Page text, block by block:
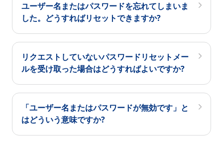
ユーザー名またはパスワードを忘れてしまいま
した。どうすればリセットできますか?
リクエストしていないパスワードリセットメー
ルを受け取った場合はどうすればよいですか?
「ユーザー名またはパスワードが無効です」と
はどういう意味ですか?